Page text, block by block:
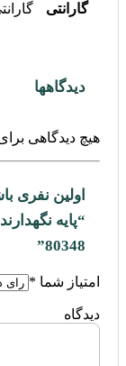
گارانتی
دیدگاهها
هیچ دیدگاهی
اولین نفری
80348”
امتیاز شما *